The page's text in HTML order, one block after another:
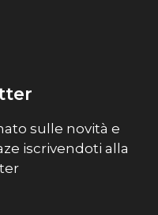
sulle novità e
iscrivendoti alla